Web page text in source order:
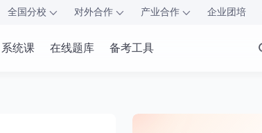
全国分校 对外合作 产业合作 企业团培
系统课 在线题库 备考工具